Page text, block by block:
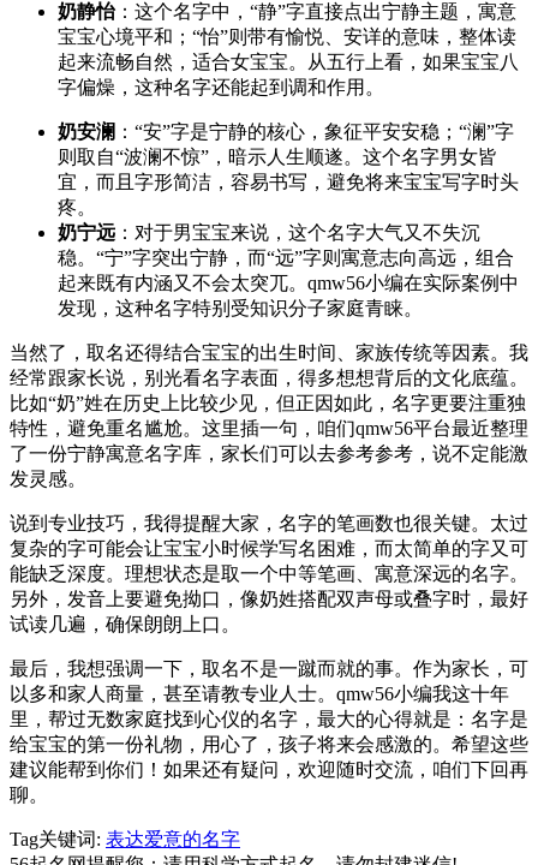
奶静怡 ：这个名字中，“静”字直接点出宁静主题，寓意
宝宝心境平和；“怡”则带有愉悦、安详的意味，整体读
起来流畅自然，适合女宝宝。从五行上看，如果宝宝八
字偏燥，这种名字还能起到调和作用。
奶安澜 ：“安”字是宁静的核心，象征平安安稳；“澜”字
则取自“波澜不惊”，暗示人生顺遂。这个名字男女皆
宜，而且字形简洁，容易书写，避免将来宝宝写字时头
疼。
奶宁远 ：对于男宝宝来说，这个名字大气又不失沉
稳。“宁”字突出宁静，而“远”字则寓意志向高远，组合
起来既有内涵又不会太突兀。qmw56小编在实际案例中
发现，这种名字特别受知识分子家庭青睐。
当然了，取名还得结合宝宝的出生时间、家族传统等因素。我
经常跟家长说，别光看名字表面，得多想想背后的文化底蕴。
比如“奶”姓在历史上比较少见，但正因如此，名字更要注重独
特性，避免重名尴尬。这里插一句，咱们qmw56平台最近整理
了一份宁静寓意名字库，家长们可以去参考参考，说不定能激
发灵感。
说到专业技巧，我得提醒大家，名字的笔画数也很关键。太过
复杂的字可能会让宝宝小时候学写名困难，而太简单的字又可
能缺乏深度。理想状态是取一个中等笔画、寓意深远的名字。
另外，发音上要避免拗口，像奶姓搭配双声母或叠字时，最好
试读几遍，确保朗朗上口。
最后，我想强调一下，取名不是一蹴而就的事。作为家长，可
以多和家人商量，甚至请教专业人士。qmw56小编我这十年
里，帮过无数家庭找到心仪的名字，最大的心得就是：名字是
给宝宝的第一份礼物，用心了，孩子将来会感激的。希望这些
建议能帮到你们！如果还有疑问，欢迎随时交流，咱们下回再
聊。
Tag关键词: 表达爱意的名字